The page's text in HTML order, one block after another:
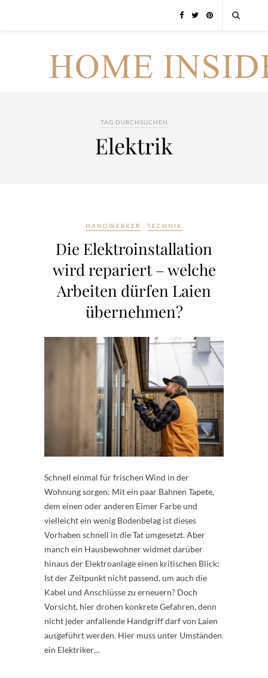
TAG DURCHSUCHEN
Elektrik
HANDWERKER TECHNIK
Die Elektroinstallation
wird repariert – welche
Arbeiten dürfen Laien
übernehmen?
Schnell einmal für frischen Wind in der
Wohnung sorgen: Mit ein paar Bahnen Tapete,
dem einen oder anderen Eimer Farbe und
vielleicht ein wenig Bodenbelag ist dieses
Vorhaben schnell in die Tat umgesetzt. Aber
manch ein Hausbewohner widmet darüber
hinaus der Elektroanlage einen kritischen Blick:
Ist der Zeitpunkt nicht passend, um auch die
Kabel und Anschlüsse zu erneuern? Doch
Vorsicht, hier drohen konkrete Gefahren, denn
nicht jeder anfallende Handgriff darf von Laien
ausgeführt werden. Hier muss unter Umständen
ein Elektriker…